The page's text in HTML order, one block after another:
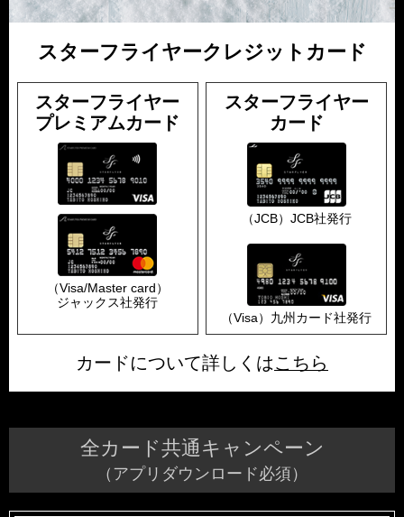
スターフライヤークレジットカード
スターフライヤー
プレミアムカード
（Visa/Master card）
ジャックス社発行
スターフライヤー
カード
（JCB）JCB社発行
（Visa）九州カード社発行
カードについて詳しくはこちら
全カード共通キャンペーン
（アプリダウンロード必須）